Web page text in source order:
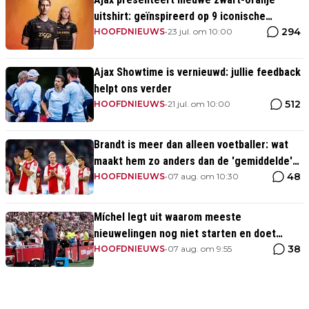
uitshirt: geïnspireerd op 9 iconische
momenten uit clubhistorie
HOOFDNIEUWS•23 jul. om 10:00 294
Ajax Showtime is vernieuwd: jullie feedback
helpt ons verder
HOOFDNIEUWS•21 jul. om 10:00 512
Brandt is meer dan alleen voetballer: wat
maakt hem zo anders dan de 'gemiddelde'
voetballer?
HOOFDNIEUWS•07 aug. om 10:30 48
Míchel legt uit waarom meeste
nieuwelingen nog niet starten en doet
beroep op Godts
HOOFDNIEUWS•07 aug. om 9:55 38